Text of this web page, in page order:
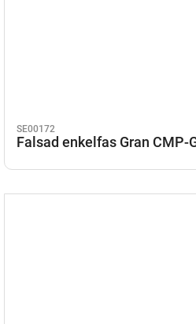
SE00172
Falsad enkelfas Gran CMP-